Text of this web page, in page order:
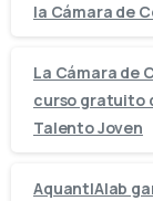
la Cámara de
La Cámara de
curso gratuito
Talento Joven
AquantIAlab